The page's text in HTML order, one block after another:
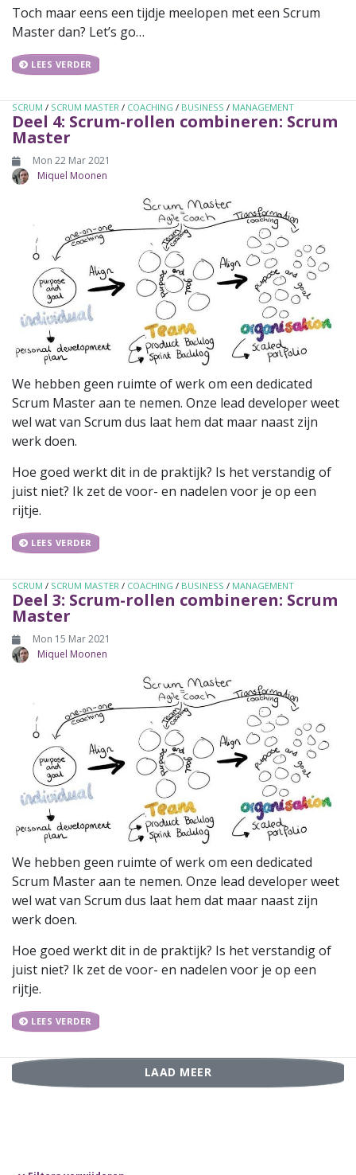
Toch maar eens een tijdje meelopen met een Scrum
Master dan? Let’s go…
LEES VERDER
SCRUM / SCRUM MASTER / COACHING / BUSINESS / MANAGEMENT
Deel 4: Scrum-rollen combineren: Scrum
Master
Mon 22 Mar 2021
Miquel Moonen
We hebben geen ruimte of werk om een dedicated
Scrum Master aan te nemen. Onze lead developer weet
wel wat van Scrum dus laat hem dat maar naast zijn
werk doen.
Hoe goed werkt dit in de praktijk? Is het verstandig of
juist niet? Ik zet de voor- en nadelen voor je op een
rijtje.
LEES VERDER
SCRUM / SCRUM MASTER / COACHING / BUSINESS / MANAGEMENT
Deel 3: Scrum-rollen combineren: Scrum
Master
Mon 15 Mar 2021
Miquel Moonen
We hebben geen ruimte of werk om een dedicated
Scrum Master aan te nemen. Onze lead developer weet
wel wat van Scrum dus laat hem dat maar naast zijn
werk doen.
Hoe goed werkt dit in de praktijk? Is het verstandig of
juist niet? Ik zet de voor- en nadelen voor je op een
rijtje.
LEES VERDER
LAAD MEER